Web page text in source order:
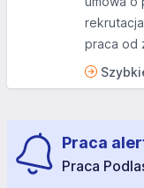
praca od
Praca
Praca